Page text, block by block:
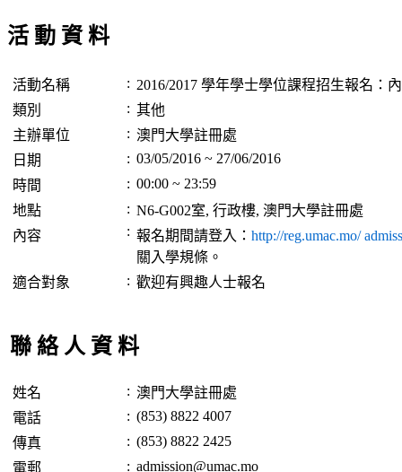
活 動 資 料
活動名稱 : 2016/2017 學年學士學位課程招生報名：
類別
: 其他
主辦單位
: 澳門大學註冊處
日期
: 03/05/2016 ~ 27/06/2016
時間
: 00:00 ~ 23:59
地點
: N6-G002室, 行政樓, 澳門大學註冊處
內容
: 報名期間請登入： http://reg.umac.mo/
關入學規條。
適合對象
: 歡迎有興趣人士報名
聯 絡 人 資 料
姓名 : 澳門大學註冊處
電話
: (853) 8822 4007
傳真
: (853) 8822 2425
電郵
: admission@umac.mo